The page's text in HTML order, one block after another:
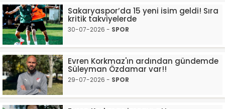
Sakaryaspor’da 15 yeni isim geldi! Sıra
kritik takviyelerde
30-07-2026 - SPOR
Evren Korkmaz'ın ardından gündemde
Süleyman Özdamar var!!
29-07-2026 - SPOR